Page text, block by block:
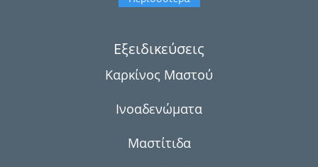
Εξειδικεύσεις
Καρκίνος Μαστού
Ινοαδενώματα
Μαστίτιδα